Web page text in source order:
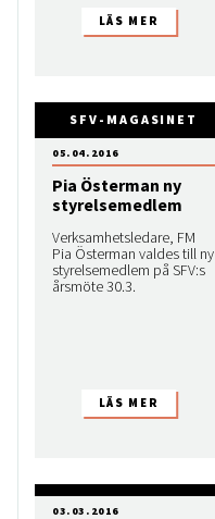
SFV-MAGASINET
Pia Österman ny
styrelsemedlem
Verksamhetsledare, FM
Pia Österman valdes till ny
styrelsemedlem på SFV:s
årsmöte 30.3.
05.04.2016
03.03.2016